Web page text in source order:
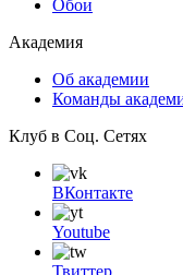
Обои
Академия
Об академии
Команды
Клуб в Соц. Сетях
ВКонтакте
Youtube